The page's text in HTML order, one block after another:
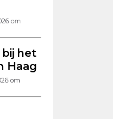
om
bij het
Haag
om